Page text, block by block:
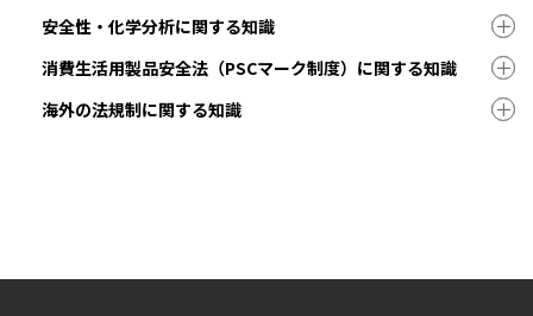
安全性・化学分析に関する知識
消費生活用製品安全法（PSCマーク制度）に関する知識
海外の法規制に関する知識